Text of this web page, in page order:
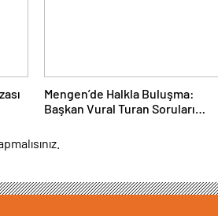
Mengen’de Halkla Buluşma:
Başkan Vural Turan Soruları